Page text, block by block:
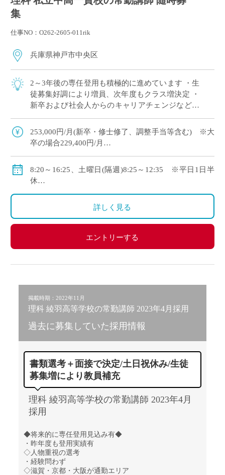
集
仕事NO：O262-2605-011rik
兵庫県神戸市中央区
2～3年後の専任登用も積極的に進めています ・生
徒募集好調により増員、次年度もクラス増決定 ・
新卒および社会人からのキャリアチェンジなど未
550万円(ご経験等による) ・神 […]
253,000円/月(新卒・修士修了、調整手当等含む) ※大
卒の場合229,400円/月
◇手当：各種有
◇賞与：有
8:20～16:25、土曜日(隔週)8:25～12:35 ※平日1日半
休
・休日：平日1日半休、土曜日(隔週)、日・祝日、その
・イベント等で休日出勤した場合は代休取得で対応
詳しく見る
エントリーする
掲載時期：2022年11月
理科 綾羽高等学校の常勤講師 2023年4月採用
過去に募集していた採用情報
書類選考＋面接で決定/土日祝休み/生徒
募集増により教員補充
理科 綾羽高等学校の常勤講師 2023年4月
採用
◆将来的に専任登用見込み有◆
・昨年度も登用実績有
◇人物重視の選考
・経験問わず
◇滋賀・京都・大阪が通勤エリア